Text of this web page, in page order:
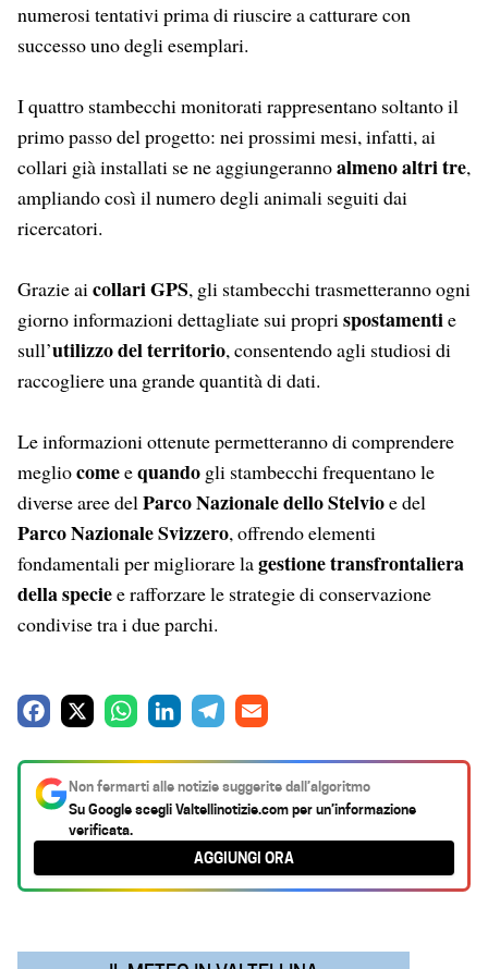
numerosi tentativi prima di riuscire a catturare con
successo uno degli esemplari.
I quattro stambecchi monitorati rappresentano soltanto il
primo passo del progetto: nei prossimi mesi, infatti, ai
collari già installati se ne aggiungerannoalmeno altri tre,
ampliando così il numero degli animali seguiti dai
ricercatori.
Grazie aicollari GPS, gli stambecchi trasmetteranno ogni
giorno informazioni dettagliate sui proprispostamentie
sull’utilizzo del territorio, consentendo agli studiosi di
raccogliere una grande quantità di dati.
Le informazioni ottenute permetteranno di comprendere
megliocomeequando gli stambecchi frequentano le
diverse aree delParco Nazionale dello Stelvioe del
Parco Nazionale Svizzero, offrendo elementi
fondamentali per migliorare lagestione transfrontaliera
della speciee rafforzare le strategie di conservazione
condivise tra i due parchi.
c
e
b
o
t
s
A
k
e
d
e
g
r
a
i
l
Non fermarti alle notizie suggerite dall’algoritmo
Su Google scegliValtellinotizie.comper un’informazione
verificata.
AGGIUNGI ORA